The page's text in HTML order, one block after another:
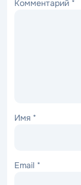
Комментарий *
Имя *
Email *